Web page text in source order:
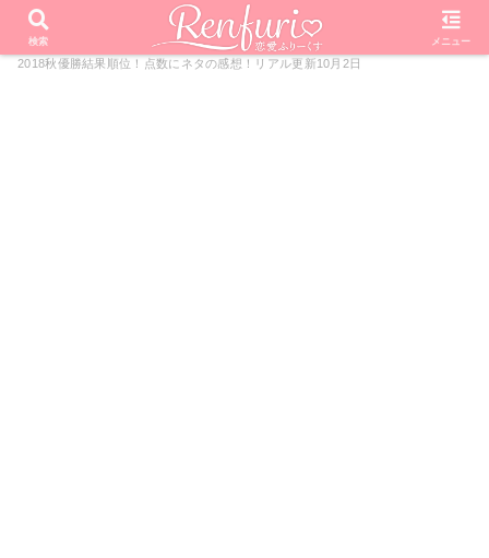
PR
ホーム 芸能・エンタメ 話題
ものまねグランプリ
2018秋優勝結果順位！点数にネタの感想！リアル更新10月2日
検索 メニュー